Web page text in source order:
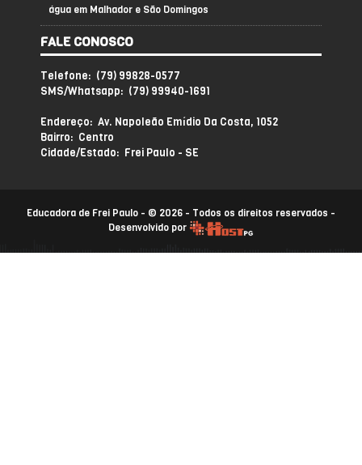
água em Malhador e São Domingos
FALE CONOSCO
Telefone: (79) 99828-0577
SMS/Whatsapp: (79) 99940-1691
Endereço: Av. Napoleão Emídio Da Costa, 1052
Bairro: Centro
Cidade/Estado: Frei Paulo - SE
Educadora de Frei Paulo - © 2026 - Todos os direitos reservados -
Desenvolvido por